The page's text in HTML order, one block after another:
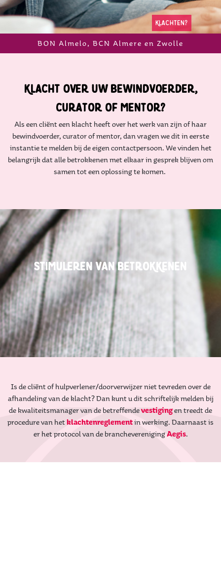
klachten?
BON Almelo, BCN Almere en Zwolle
klacht over uw bewindvoerder,
curator of mentor?
Als een cliënt een klacht heeft over het werk van zijn of haar
bewindvoerder, curator of mentor, dan vragen we dit in eerste
instantie te melden bij de eigen contactpersoon. We vinden het
belangrijk dat alle betrokkenen met elkaar in gesprek blijven om
samen tot een oplossing te komen.
stimuleren van betrokkenen
Is de cliënt of hulpverlener/doorverwijzer niet tevreden over de
afhandeling van de klacht? Dan kunt u dit schriftelijk melden bij
de kwaliteitsmanager van de betreffendevestigingen treedt de
procedure van hetklachtenreglementin werking. Daarnaast is
er het protocol van de brancheverenigingAegis.